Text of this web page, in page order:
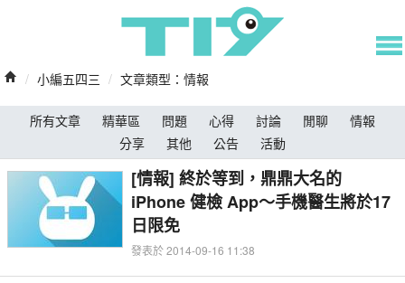
/ 小編五四三 / 文章類型：情報
所有文章 精華區 問題 心得 討論 閒聊
情報
分享
其他 公告 活動
[情報] 終於等到，鼎鼎大名的
iPhone 健檢 App～手機醫生將於17
日限免
發表於 2014-09-16 11:38